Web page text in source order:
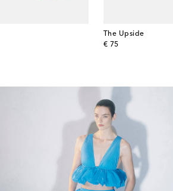
The Upside
€ 75
original price